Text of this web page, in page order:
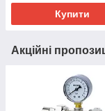
Купити
Акційні